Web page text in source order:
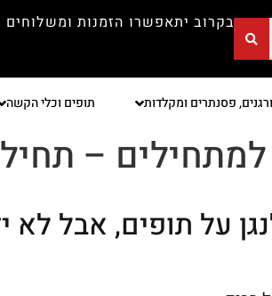
בקרוב יתאפשרו הזמנות
פסנתרים ומקלדות תופים וכלי הקשה
למתחילים –
על תופים, אבל לא